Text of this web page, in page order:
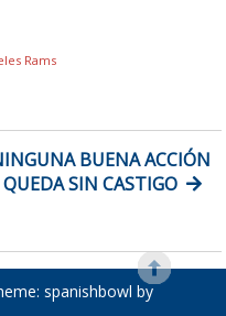
Rams
BUENA ACCIÓN
QUEDA SIN CASTIGO
spanishbowl by